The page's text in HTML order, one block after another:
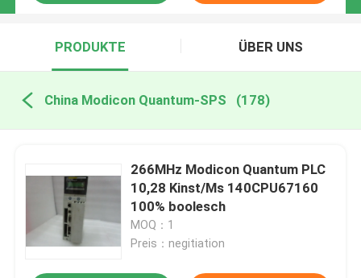
PRODUKTE ÜBER UNS
China Modicon Quantum-SPS (178)
266MHz Modicon Quantum PLC
10,28 Kinst/Ms 140CPU67160
100% boolesch
MOQ：1
Preis：negitiation